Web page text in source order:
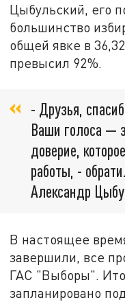
Цыбульский, его
большинство
общей явке в
превысил 92%.
- Друзья,
Ваши голоса —
доверие,
работы, -
Александр
В настоящее
завершили, все
ГАС "Выборы".
запланировано